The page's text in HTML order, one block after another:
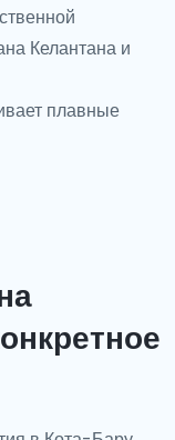
Келантана и
плавные